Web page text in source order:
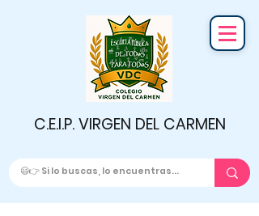
C.E.I.P. VIRGEN DEL CARMEN